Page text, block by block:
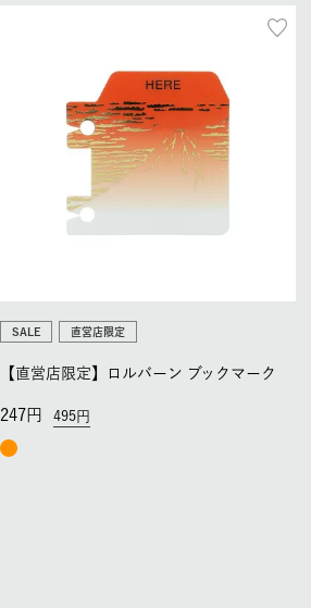
SALE 直営店限定
【直営店限定】ロルバーン ブックマーク
495
247